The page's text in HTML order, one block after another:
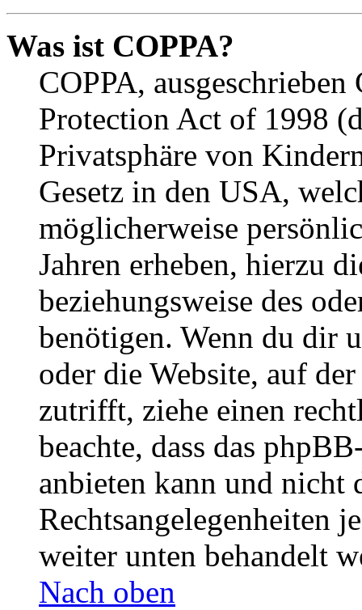
Was ist COPPA?
COPPA,
Protection Act of 1998
Privatsphäre von
Gesetz in den USA,
möglicherweise
Jahren erheben, hierzu
beziehungsweise des
benötigen. Wenn du dir
oder die Website, auf
zutrifft, ziehe einen
beachte, dass das
anbieten kann und nicht
Rechtsangelegenheiten
weiter unten behandelt
Nach oben